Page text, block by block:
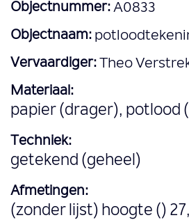
Objectnummer: A0833
Objectnaam:
Vervaardiger: Theo
Materiaal:
papier (drager), potlood
Techniek:
getekend (geheel)
Afmetingen:
(zonder lijst) hoogte ()